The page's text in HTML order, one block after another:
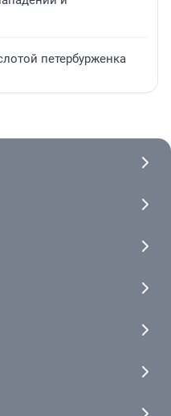
петербурженка